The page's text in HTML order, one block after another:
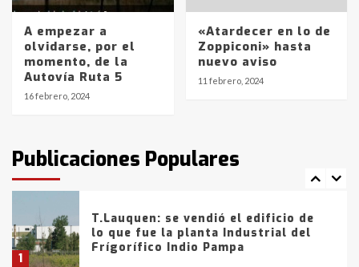
A empezar a
olvidarse, por el
momento, de la
Autovía Ruta 5
16 febrero, 2024
«Atardecer en lo de
Zoppiconi» hasta
nuevo aviso
11 febrero, 2024
Publicaciones Populares
6
La Bolsa de Cereales de Bahía
Blanca anticipa que Agosto vendrá
con lluvias y heladas, en gran parte
de la provincia
fueron detenidos por
comercialización de drogas en la
tarde del sábado
1
T.Lauquen: se vendió el edificio de
lo que fue la planta Industrial del
Frígorífico Indio Pampa